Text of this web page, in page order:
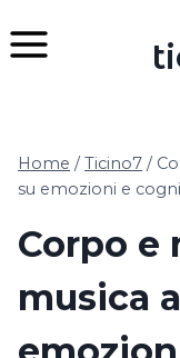
al
Home / Ticino7 /
su emozioni e
Corpo e
musica